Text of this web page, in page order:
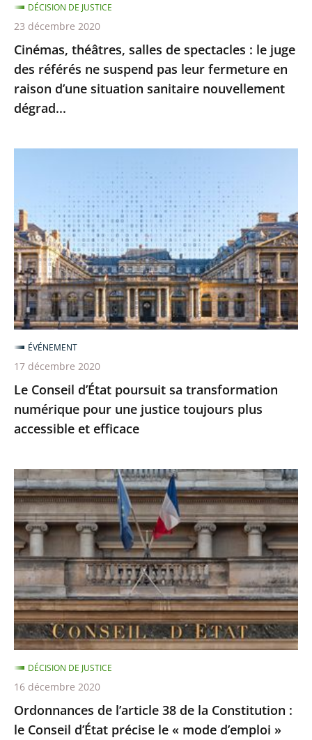
ne
suspend
pas
leur
fermeture
en
d’une
nouvellement
dégrad...
Cinémas, théâtres, salles de spectacles : le juge
des référés ne suspend pas leur fermeture en
raison d’une situation sanitaire nouvellement
dégrad...
DÉCISION DE JUSTICE
23 décembre 2020
poursuit
sa
transformation
numérique
pour
une
justice
toujours
plus
accessible
et
efficace
Le Conseil d’État poursuit sa transformation
numérique pour une justice toujours plus
accessible et efficace
ÉVÉNEMENT
17 décembre 2020
Ordonnances
de
l’article
38
de
la
Constitution
:
le
Conseil
d’État
précise
le
«
Ordonnances de l’article 38 de la Constitution :
le Conseil d’État précise le « mode d’emploi »
DÉCISION DE JUSTICE
16 décembre 2020